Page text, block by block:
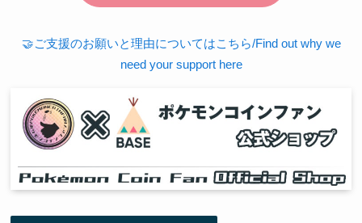
🤝ご支援のお願いと理由についてはこちら/Find out why we
need your support here